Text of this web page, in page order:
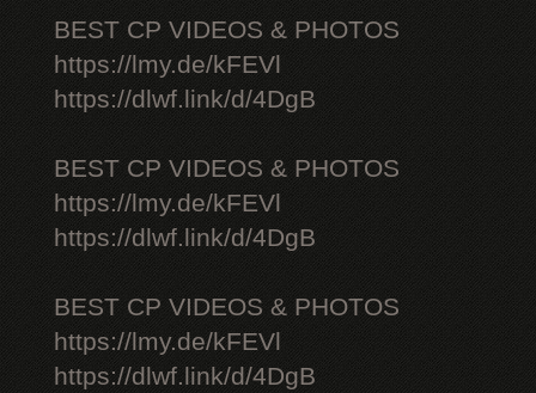
BEST CP VIDEOS & PHOTOS
https://lmy.de/kFEVl
https://dlwf.link/d/4DgB
BEST CP VIDEOS & PHOTOS
https://lmy.de/kFEVl
https://dlwf.link/d/4DgB
BEST CP VIDEOS & PHOTOS
https://lmy.de/kFEVl
https://dlwf.link/d/4DgB